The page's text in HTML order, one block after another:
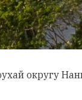
округу